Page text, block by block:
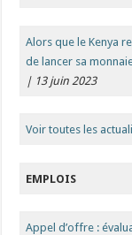
Alors que le Kenya
de lancer sa
| 13 juin 2023
Voir toutes les
EMPLOIS
Appel d’offre :